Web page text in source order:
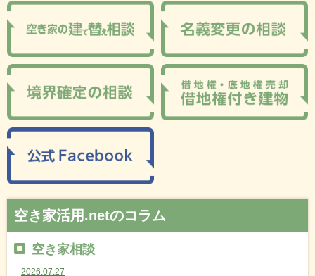
空き家活用.netのコラム
空き家相談
2026.07.27